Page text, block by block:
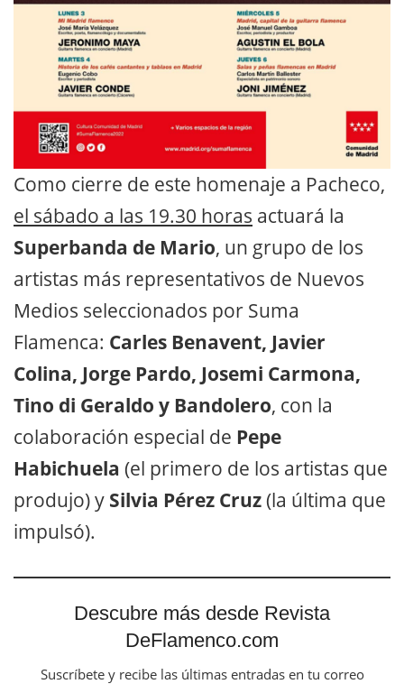
Como cierre de este homenaje a Pacheco,
el sábado a las 19.30 horas actuará la
Superbanda de Mario, un grupo de los
artistas más representativos de Nuevos
Medios seleccionados por Suma
Flamenca: Carles Benavent, Javier
Colina, Jorge Pardo, Josemi Carmona,
Tino di Geraldo y Bandolero, con la
colaboración especial de Pepe
Habichuela (el primero de los artistas que
produjo) y Silvia Pérez Cruz(la última que
impulsó).
Descubre más desde Revista
DeFlamenco.com
Suscríbete y recibe las últimas entradas en tu correo